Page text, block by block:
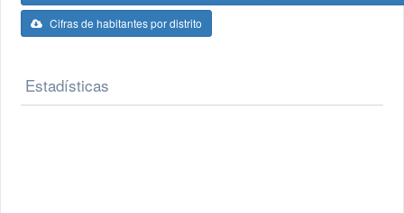
Cifras de habitantes por distrito
Estadísticas